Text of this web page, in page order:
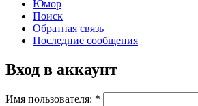
Юмор
Поиск
Обратная связь
Последние сообщения
Вход в аккаунт
Имя пользователя: *